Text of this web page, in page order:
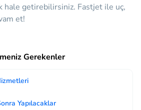
hale getirebilirsiniz. Fastjet ile uç,
et!
Gerekenler
Yapılacaklar